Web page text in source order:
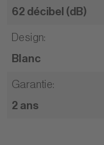
62 décibel (dB)
Design:
Blanc
Garantie:
2 ans